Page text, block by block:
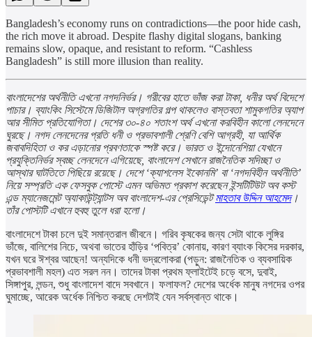
Bangladesh’s economy runs on contradictions—the poor hide cash,
the rich move it abroad. Despite flashy digital slogans, banking
remains slow, opaque, and resistant to reform. “Cashless
Bangladesh” is still more illusion than reality.
বাংলাদেশের অর্থনীতি এখনো নগদনির্ভর। গরীবের হাতে ভাঁজ করা টাকা, ধনীর অর্থ বিদেশে
পাচার। ব্যাংকিং সিস্টেমে ডিজিটাল অগ্রগতির গল্প থাকলেও বাস্তবতা শামুকগতির অ্যাপ
আর সীমিত প্রতিযোগিতা। দেশের ৩০-৪০ শতাংশ অর্থ এখনো করবিহীন কালো লেনদেনে
ঘুরছে। নগদ লেনদেনের প্রতি ধনী ও প্রভাবশালী শ্রেণি বেশি আগ্রহী, যা আর্থিক
জবাবদিহিতা ও কর এড়ানোর প্রবণতাকে স্পষ্ট করে। ভারত ও ইন্দোনেশিয়া যেখানে
প্রযুক্তিনির্ভর স্বচ্ছ লেনদেনে এগিয়েছে, বাংলাদেশ সেখানে রাজনৈতিক সদিচ্ছা ও
আস্থার ঘাটতিতে পিছিয়ে রয়েছে। দেশে ‘ক্যাশলেস ইকোনমি’ বা ‘নগদবিহীন অর্থনীতি’
নিয়ে সম্প্রতি এক ফেসবুক পোস্টে এমন অভিমত প্রকাশ করেছেন ইন্সটিটিউট অব কস্ট
এন্ড ম্যানেজমেন্ট অ্যাকাউন্ট্যান্টস অব বাংলাদেশ-এর প্রেসিডেন্টমাহতাব উদ্দিন আহমেদ।
তাঁর পোস্টটি এখানে হুবহু তুলে ধরা হলো।
বাংলাদেশে টাকা চলে দুই সমান্তরাল জীবনে। গরিব কৃষকের জন্য সেটা থাকে লুঙ্গির
ভাঁজে, বালিশের নিচে, অথবা ভাতের হাঁড়ির ‘পবিত্র’ কোনায়, কারণ ব্যাংক কিসের দরকার,
যখন ঘরে ঈশ্বর আছেন! অন্যদিকে ধনী ভদ্রলোকরা (পড়ুন: রাজনৈতিক ও ব্যবসায়িক
প্রভাবশালী মহল) এত সরল নন। তাদের টাকা প্রথম ফ্লাইটেই চড়ে বসে, দুবাই,
সিঙ্গাপুর, লন্ডন, শুধু বাংলাদেশ বাদে সবখানে। ফলাফল? দেশের অর্ধেক মানুষ নগদের ওপর
ঘুমাচ্ছে, আরেক অর্ধেক নিশ্চিত করছে দেশটাই যেন সর্বস্বান্ত থাকে।